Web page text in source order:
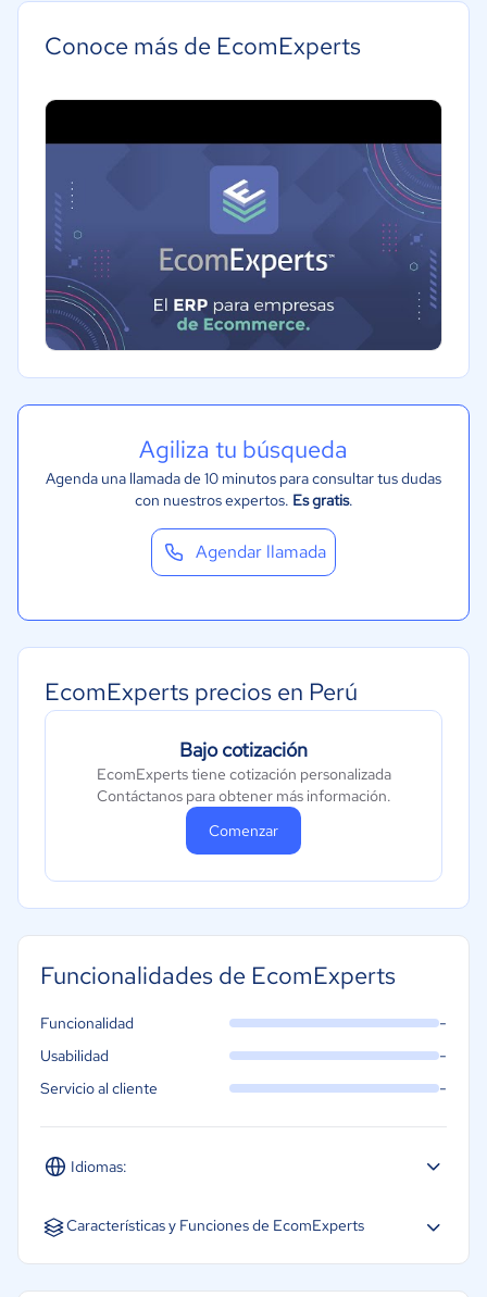
Automotriz
Moda y textiles
Conoce más de EcomExperts
Agiliza tu búsqueda
Agenda una llamada de 10 minutos para consultar tus dudas
con nuestros expertos. Es gratis.
Agendar llamada
EcomExperts precios en Perú
Bajo cotización
EcomExperts tiene cotización personalizada
Contáctanos para obtener más información.
Comenzar
Funcionalidades de EcomExperts
Idiomas:
Español
Funcionalidad -
Usabilidad -
Servicio al cliente -
Características y Funciones de EcomExperts